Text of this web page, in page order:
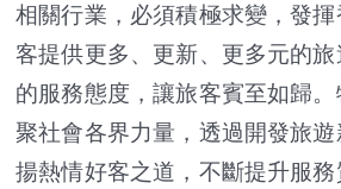
相關行業，必須積極求變，發
客提供更多、更新、更多元的
的服務態度，讓旅客賓至如歸
聚社會各界力量，透過開發旅
揚熱情好客之道，不斷提升服